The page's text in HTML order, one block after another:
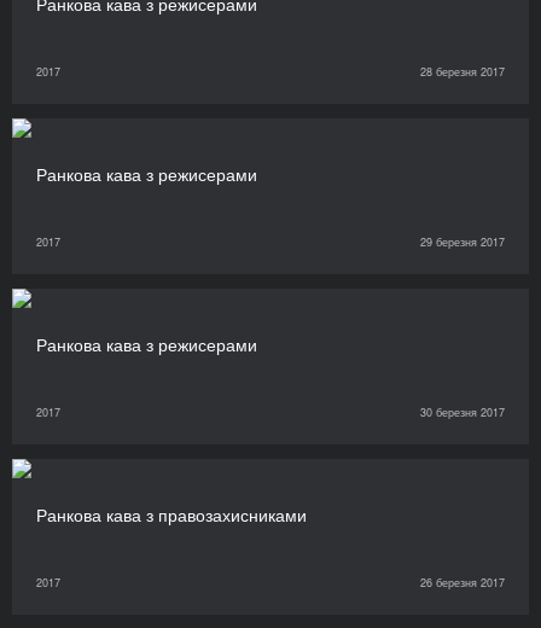
2017 28 березня 2017
Ранкова кава з режисерами
2017 29 березня 2017
Ранкова кава з режисерами
2017 30 березня 2017
Ранкова кава з правозахисниками
2017 26 березня 2017